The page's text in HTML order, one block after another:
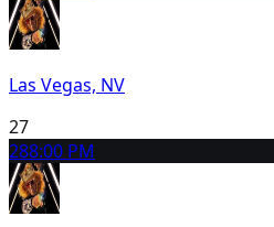
Las Vegas, NV
27
288:00 PM